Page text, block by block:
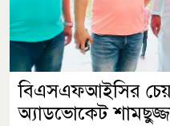
বিএসএফআইসির
অ্যাডভোকেট